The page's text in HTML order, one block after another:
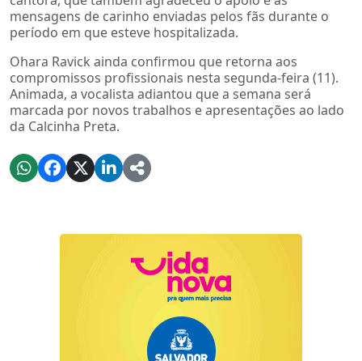
mensagens de carinho enviadas pelos fãs durante o
período em que esteve hospitalizada.
Ohara Ravick ainda confirmou que retorna aos
compromissos profissionais nesta segunda-feira (11).
Animada, a vocalista adiantou que a semana será
marcada por novos trabalhos e apresentações ao lado
da Calcinha Preta.